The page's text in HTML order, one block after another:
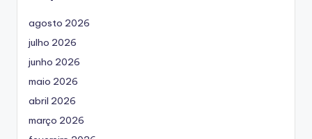
agosto 2026
julho 2026
junho 2026
maio 2026
abril 2026
março 2026